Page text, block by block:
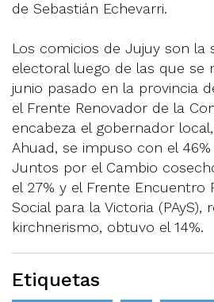
de Sebastián Echevarri.
Los comicios de Jujuy son la
electoral luego de las que se
junio pasado en la provincia
el Frente Renovador de la
encabeza el gobernador
Ahuad, se impuso con el
Juntos por el Cambio
el 27% y el Frente Encuentro
Social para la Victoria (PAyS),
kirchnerismo, obtuvo el 14%.
Etiquetas